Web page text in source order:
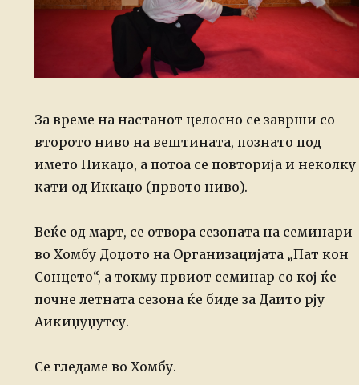
За време на настанот целосно се заврши со
второто ниво на вештината, познато под
името Никаџо, а потоа се повторија и неколку
кати од Иккаџо (првото ниво).
Веќе од март, се отвора сезоната на семинари
во Хомбу Доџото на Организацијата „Пат кон
Сонцето“, а токму првиот семинар со кој ќе
почне летната сезона ќе биде за Даито рју
Аикиџуџутсу.
Се гледаме во Хомбу.